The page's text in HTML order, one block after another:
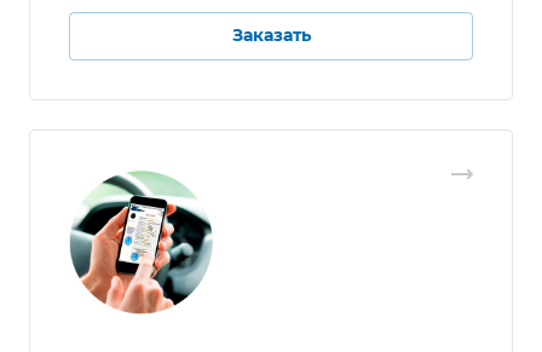
Заказать